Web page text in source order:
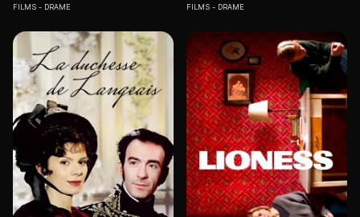
FILMS DRAME FILMS DRAME